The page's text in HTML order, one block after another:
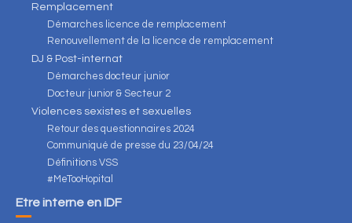
Remplacement
Démarches licence de remplacement
Renouvellement de la licence de remplacement
DJ & Post-internat
Démarches docteur junior
Docteur junior & Secteur 2
Violences sexistes et sexuelles
Retour des questionnaires 2024
Communiqué de presse du 23/04/24
Définitions VSS
#MeTooHopital
Être interne en IDF